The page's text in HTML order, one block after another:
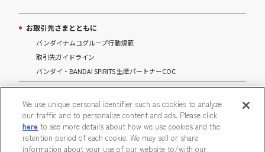
お取引先さまとともに
バンダイナムコグループ行動規範
取引先ガイドライン
バンダイ・BANDAI SPIRITS 生産パートナーCOC
パートナーシップ構築宣言
We use unique personal identifier such as cookies to analyze
our traffic and to personalize content and ads. Please click
here to see more details about how we use cookies and the
retention period of each cookie. We may sell or share
information about your use of our website to/with our